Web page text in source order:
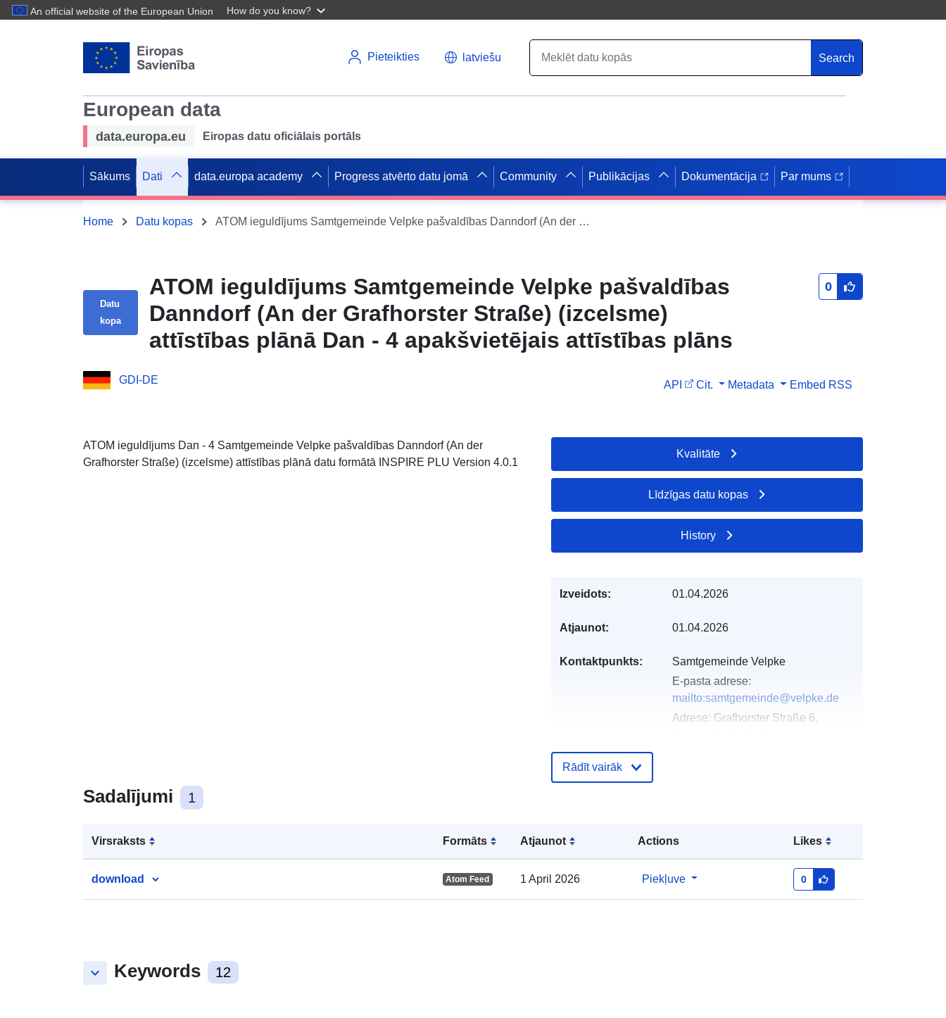
An official website of the European Union How do you know?
Pieteikties latviešu Search
European data
data.europa.eu Eiropas datu oficiālais portāls
Sākums Dati data.europa academy Progress atvērto datu jomā Community Publikācijas Dokumentācija Par mums
Home Datu kopas ATOM ieguldījums Samtgemeinde Velpke pašvaldības Danndorf (An der Grafhorster Straße) (izcelsme) attīstības plānā Dan - 4 apakšvietējais attīstības plāns
Datu
kopa
ATOM ieguldījums Samtgemeinde Velpke pašvaldības
Danndorf (An der Grafhorster Straße) (izcelsme)
attīstības plānā Dan - 4 apakšvietējais attīstības plāns
0
GDI-DE API Cit. Metadata Embed RSS
ATOM ieguldījums Dan - 4 Samtgemeinde Velpke pašvaldības Danndorf (An der
Grafhorster Straße) (izcelsme) attīstības plānā datu formātā INSPIRE PLU Version 4.0.1
Sadalījumi 1
Virsraksts Formāts Atjaunot Actions Likes
download Atom Feed 1 April 2026 Piekļuve 0
keyboard_arrow_down Keywords 12
Kvalitāte
Līdzīgas datu kopas
History
Izveidots: 01.04.2026
Atjaunot: 01.04.2026
Kontaktpunkts:
Samtgemeinde Velpke
E-pasta adrese:
mailto:samtgemeinde@velpke.de
Adrese: Grafhorster Straße 6,
25 July 2026
Ģeogrāfiskā
atrašanās vieta:
Koordinātes:
52.4274542 ], [ 10.9235268,
Rādīt vairāk